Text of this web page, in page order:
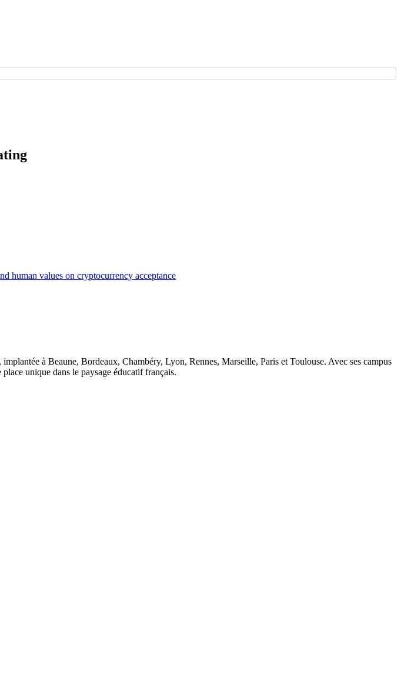
human values on cryptocurrency acceptance
à Beaune, Bordeaux, Chambéry, Lyon, Rennes, Marseille, Paris et Toulouse. Avec ses campus
unique dans le paysage éducatif français.